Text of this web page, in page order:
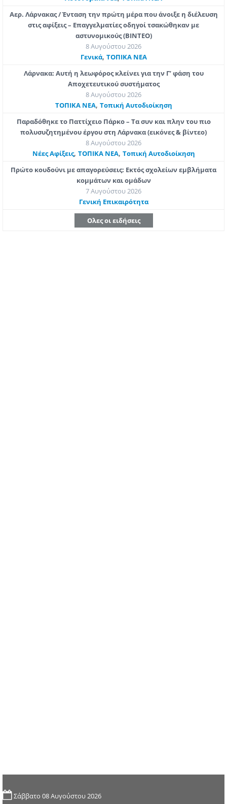
Αερ. Λάρνακας / Ένταση την πρώτη μέρα που άνοιξε η διέλευση
στις αφίξεις – Επαγγελματίες οδηγοί τσακώθηκαν με
αστυνομικούς (ΒΙΝΤΕΟ)
8 Αυγούστου 2026
Γενικά, ΤΟΠΙΚΑ ΝΕΑ
Λάρνακα: Αυτή η λεωφόρος κλείνει για την Γ’ φάση του
Αποχετευτικού συστήματος
8 Αυγούστου 2026
ΤΟΠΙΚΑ ΝΕΑ, Τοπική Αυτοδιοίκηση
Παραδόθηκε το Παττίχειο Πάρκο – Τα συν και πλην του πιο
πολυσυζητημένου έργου στη Λάρνακα (εικόνες & βίντεο)
8 Αυγούστου 2026
Νέες Αφίξεις, ΤΟΠΙΚΑ ΝΕΑ, Τοπική Αυτοδιοίκηση
Πρώτο κουδούνι με απαγορεύσεις: Εκτός σχολείων εμβλήματα
κομμάτων και ομάδων
7 Αυγούστου 2026
Γενική Επικαιρότητα
Ολες οι ειδήσεις
Σάββατο 08 Αυγούστου 2026